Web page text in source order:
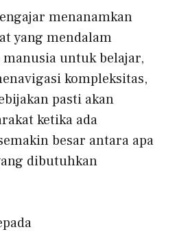
menanamkan
yang mendalam
untuk belajar,
kompleksitas,
pasti akan
ketika ada
besar antara apa
dibutuhkan